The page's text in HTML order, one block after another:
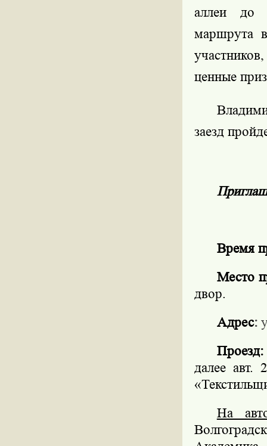
аллеи до
маршрута
ценные
заезд
Время
Место
двор.
Адрес:
Проезд:
далее авт.
На